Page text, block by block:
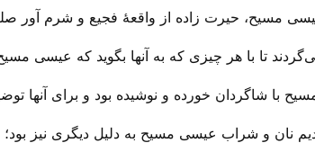
مسیح، حیرت زاده از واقعهٔ فجیع و شرم آور
تا با هر ‌چیزی که به آنها بگوید که عیسی
با شاگردان خورده و نوشیده بود و برای آنها
نان و شراب عیسی مسیح به دلیل دیگری نیز